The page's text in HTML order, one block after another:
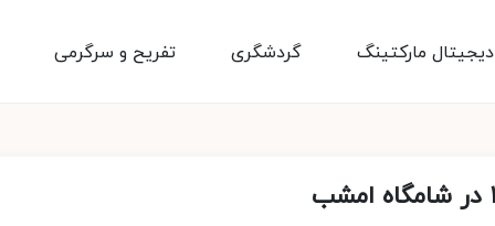
تفریح و سرگرمی گردشگری دیجیتال مارکتینگ